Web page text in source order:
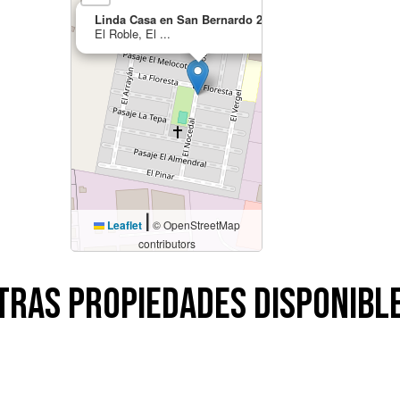
Linda Casa en San Bernardo 2 Pisos
El Roble, El ...
Leaflet | © OpenStreetMap
contributors
Propiedades